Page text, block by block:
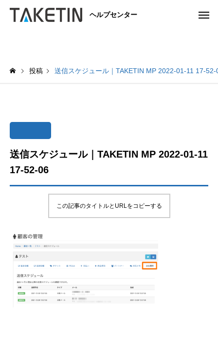
ヘルプセンター
投稿 送信スケジュール｜TAKETIN MP 2022-01-11 17-52-
送信スケジュール｜TAKETIN MP 2022-01-11
17-52-06
この記事のタイトルとURLをコピーする